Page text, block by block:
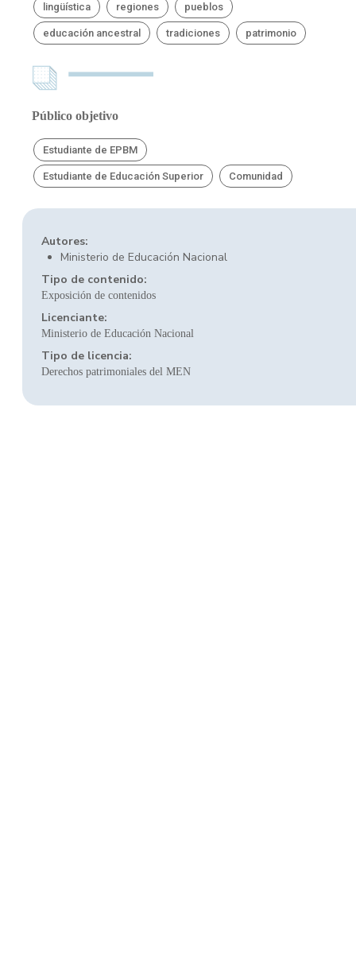
lingüística regiones pueblos
educación ancestral tradiciones patrimonio
Público objetivo
Estudiante de EPBM
Estudiante de Educación Superior Comunidad
Autores:
Ministerio de Educación Nacional
Tipo de contenido:
Exposición de contenidos
Licenciante:
Ministerio de Educación Nacional
Tipo de licencia:
Derechos patrimoniales del MEN